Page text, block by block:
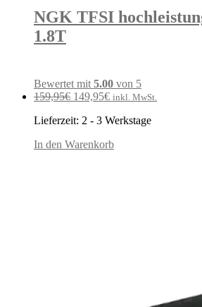
NGK TFSI
1.8T
Bewertet mit 5.00 von 5
159,95€ Ursprünglicher
war:
149,95€Aktueller
ist:
inkl. MwSt.
Lieferzeit: 2 - 3 Werkstage
In den Warenkorb